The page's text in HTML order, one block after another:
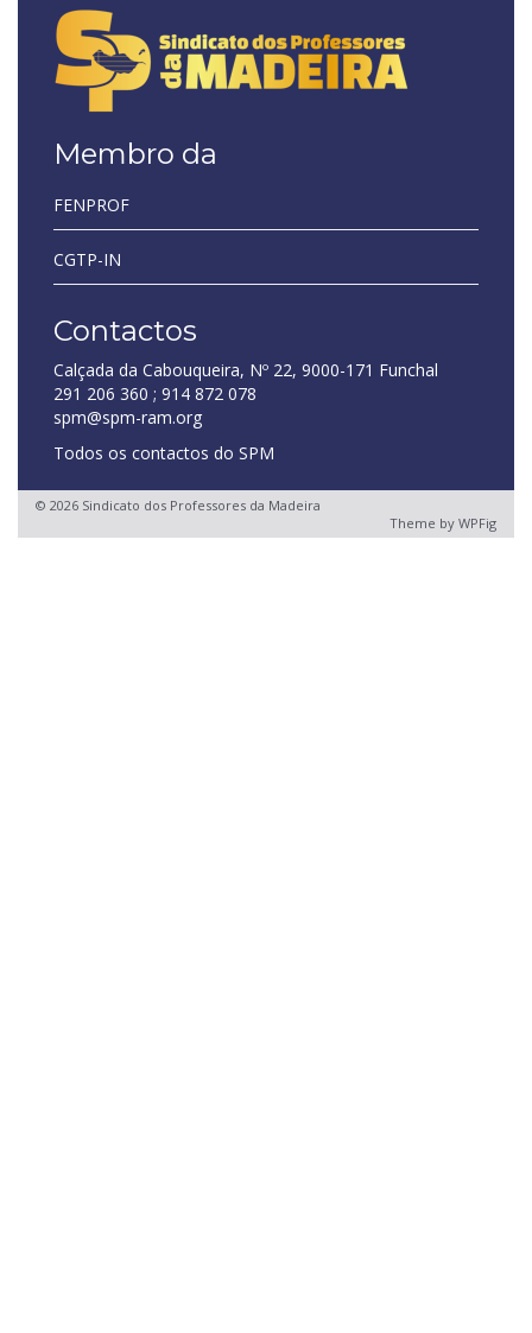
Membro da
FENPROF
CGTP-IN
Contactos
Calçada da Cabouqueira, Nº 22, 9000-171 Funchal
291 206 360 ; 914 872 078
spm@spm-ram.org
Todos os contactos do SPM
© 2026 Sindicato dos Professores da Madeira
Theme by WPFig